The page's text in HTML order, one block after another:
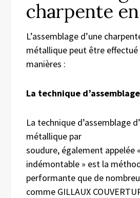
charpente
L’assemblage d’une
métallique peut être
manières :
La technique
La technique d’assemblage
métallique par
soudure, également appelée
indémontable » est la
performante que de
comme GILLAUX